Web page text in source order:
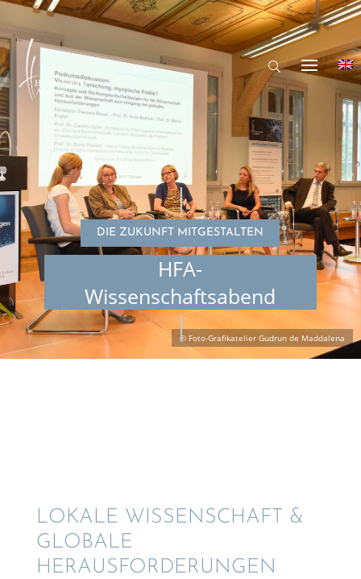
DIE ZUKUNFT MITGESTALTEN
HFA-
Wissenschaftsabend
© Foto-Grafikatelier Gudrun de Maddalena
LOKALE WISSEN­SCHAFT &
GLOBALE
HERAUSFORDERUNGEN